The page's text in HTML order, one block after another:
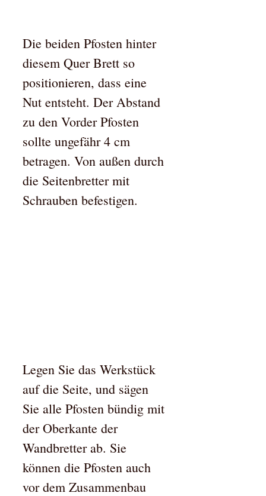
Die beiden Pfosten hinter
diesem Quer Brett so
positionieren, dass eine
Nut entsteht. Der Abstand
zu den Vorder Pfosten
sollte ungefähr 4 cm
betragen. Von außen durch
die Seitenbretter mit
Schrauben befestigen.
Legen Sie das Werkstück
auf die Seite, und sägen
Sie alle Pfosten bündig mit
der Oberkante der
Wandbretter ab. Sie
können die Pfosten auch
vor dem Zusammenbau